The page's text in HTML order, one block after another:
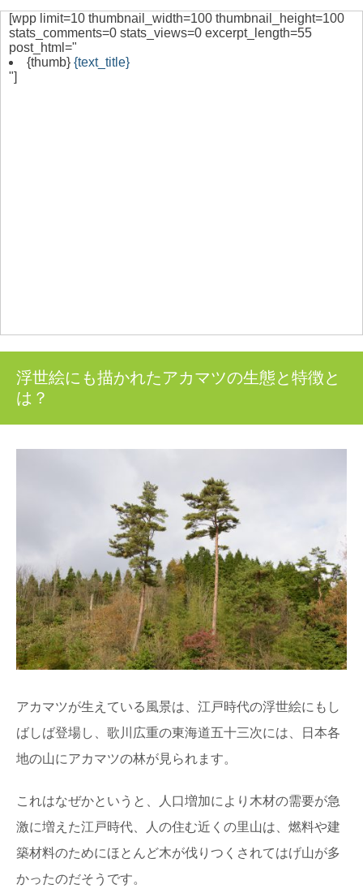
[wpp limit=10 thumbnail_width=100 thumbnail_height=100
stats_comments=0 stats_views=0 excerpt_length=55
post_html="
{thumb} {text_title}
"]
浮世絵にも描かれたアカマツの生態と特徴と
は？
アカマツが生えている風景は、江戸時代の浮世絵にもし
ばしば登場し、歌川広重の東海道五十三次には、日本各
地の山にアカマツの林が見られます。
これはなぜかというと、人口増加により木材の需要が急
激に増えた江戸時代、人の住む近くの里山は、燃料や建
築材料のためにほとんど木が伐りつくされてはげ山が多
かったのだそうです。